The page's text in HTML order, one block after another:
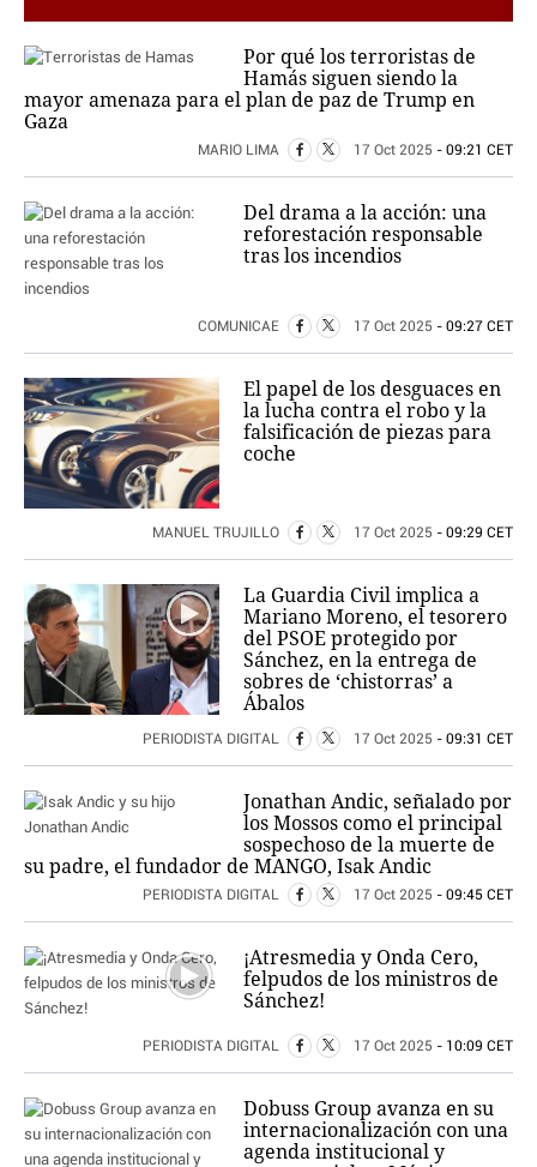
Por qué los terroristas de
Hamás siguen siendo la
mayor amenaza para el plan de paz de Trump en
Gaza
MARIO LIMA 17 Oct 2025 - 09:21 CET
Del drama a la acción: una
reforestación responsable
tras los incendios
COMUNICAE 17 Oct 2025 - 09:27 CET
El papel de los desguaces en
la lucha contra el robo y la
falsificación de piezas para
coche
MANUEL TRUJILLO 17 Oct 2025 - 09:29 CET
La Guardia Civil implica a
Mariano Moreno, el tesorero
del PSOE protegido por
Sánchez, en la entrega de
sobres de ‘chistorras’ a
Ábalos
PERIODISTA DIGITAL 17 Oct 2025 - 09:31 CET
Jonathan Andic, señalado por
los Mossos como el principal
sospechoso de la muerte de
su padre, el fundador de MANGO, Isak Andic
PERIODISTA DIGITAL 17 Oct 2025 - 09:45 CET
¡Atresmedia y Onda Cero,
felpudos de los ministros de
Sánchez!
PERIODISTA DIGITAL 17 Oct 2025 - 10:09 CET
Dobuss Group avanza en su
internacionalización con una
agenda institucional y